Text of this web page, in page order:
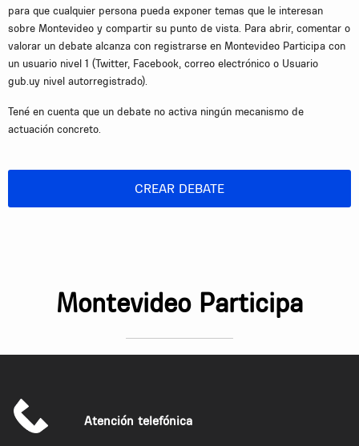
para que cualquier persona pueda exponer temas que le interesan
sobre Montevideo y compartir su punto de vista. Para abrir, comentar o
valorar un debate alcanza con registrarse en Montevideo Participa con
un usuario nivel 1 (Twitter, Facebook, correo electrónico o Usuario
gub.uy nivel autorregistrado).
Tené en cuenta que un debate no activa ningún mecanismo de
actuación concreto.
CREAR DEBATE
Montevideo Participa
Atención telefónica